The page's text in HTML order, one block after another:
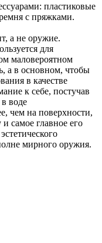
пластиковые
с пряжками.
а не оружие.
для
маловероятном
а в основном, чтобы
в качестве
к себе, постучав
воде
чем на поверхности,
самое главное его
мирного оружия.